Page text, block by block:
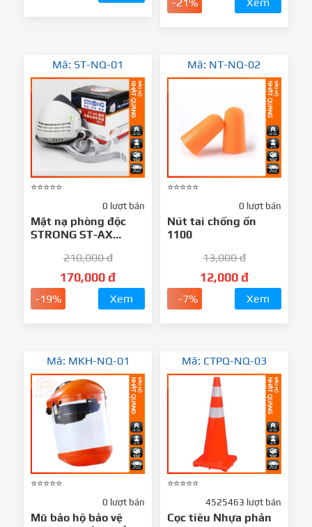
Mã: ST-NQ-01
⭐⭐⭐⭐⭐
0 lượt bán
Mặt nạ phòng độc
STRONG ST-AX
khuẩn - bụi mịn
210,000 đ
170,000 đ
-19% Xem
Mã: NT-NQ-02
⭐⭐⭐⭐⭐
0 lượt bán
Nút tai chống ồn
1100
13,000 đ
12,000 đ
-7% Xem
Mã: MKH-NQ-01
⭐⭐⭐⭐⭐
0 lượt bán
Mũ bảo hộ bảo vệ
Mã: CTPQ-NQ-03
⭐⭐⭐⭐⭐
4525463 lượt bán
Cọc tiêu Nhựa phản